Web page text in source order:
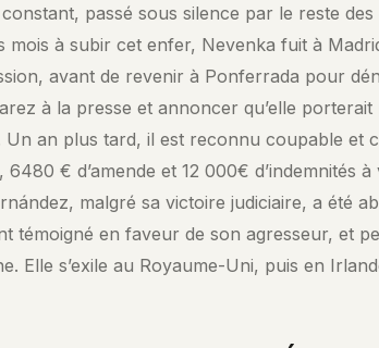
passé sous silence par le reste des
mois à subir cet enfer, Nevenka fuit à
avant de revenir à Ponferrada pour
à la presse et annoncer qu’elle
Un an plus tard, il est reconnu coupable et
€ d’amende et 12 000€ d’indemnités
malgré sa victoire judiciaire, a été
témoigné en faveur de son agresseur, et
Elle s’exile au Royaume-Uni, puis en